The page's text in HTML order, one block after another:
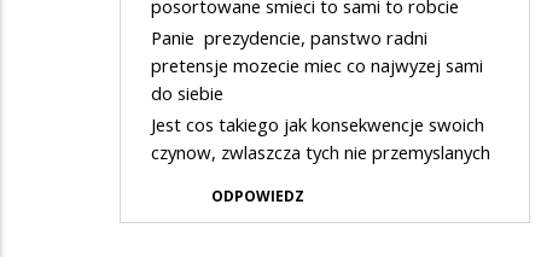
posortowane smieci to sami to robcie
Panie prezydencie, panstwo radni
pretensje mozecie miec co najwyzej sami
do siebie
Jest cos takiego jak konsekwencje swoich
czynow, zwlaszcza tych nie przemyslanych
ODPOWIEDZ